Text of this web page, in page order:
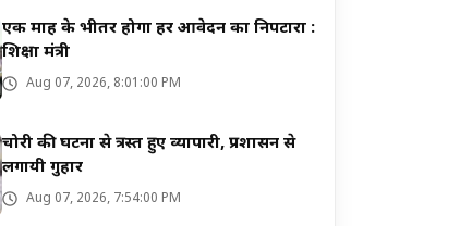
एक माह के भीतर होगा हर आवेदन का निपटारा :
शिक्षा मंत्री
Aug 07, 2026, 8:01:00 PM
चोरी की घटना से त्रस्त हुए व्यापारी, प्रशासन से
लगायी गुहार
Aug 07, 2026, 7:54:00 PM